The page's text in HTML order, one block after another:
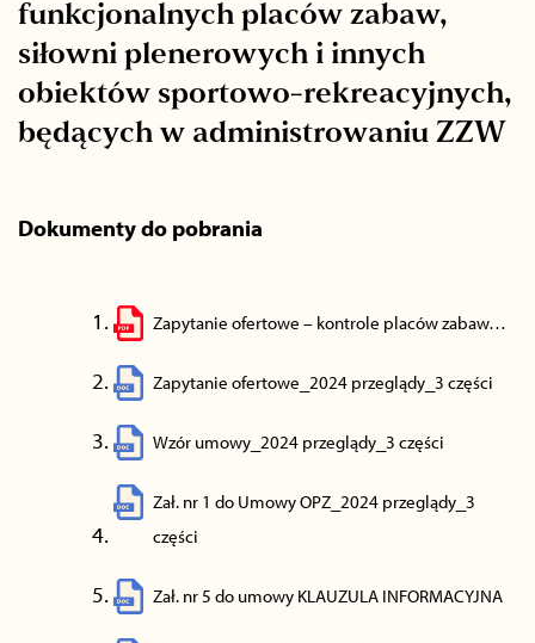
funkcjonalnych placów zabaw,
siłowni plenerowych i innych
obiektów sportowo-rekreacyjnych,
będących w administrowaniu ZZW
Dokumenty do pobrania
Zapytanie ofertowe – kontrole placów zabaw…
Zapytanie ofertowe_2024 przeglądy_3 części
Wzór umowy_2024 przeglądy_3 części
Zał. nr 1 do Umowy OPZ_2024 przeglądy_3
części
Zał. nr 5 do umowy KLAUZULA INFORMACYJNA